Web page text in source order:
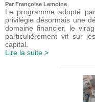
Par Françoise Lemoine
Le programme adopté
privilégie désormais une
domaine financier, le
particulièrement vif sur
capital.
Lire la suite >